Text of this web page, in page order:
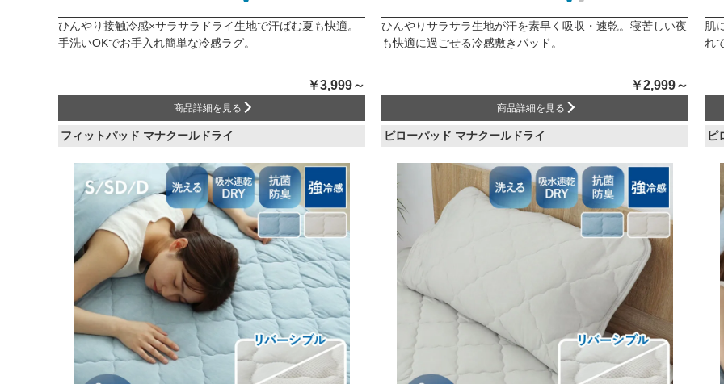
ひんやり接触冷感×サラサラドライ生地で汗ばむ夏も快適。
手洗いOKでお手入れ簡単な冷感ラグ。
￥3,999～
商品詳細を見る
ひんやりサラサラ生地が汗を素早く吸収・速乾。寝苦しい夜
も快適に過ごせる冷感敷きパッド。
￥2,999～
商品詳細を見る
肌
れ
フィットパッド マナクールドライ ピローパッド マナクールドライ ピ